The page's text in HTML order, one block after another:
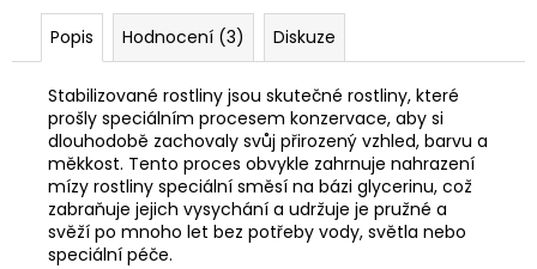
Popis Hodnocení (3) Diskuze
Stabilizované rostliny jsou skutečné rostliny, které
prošly speciálním procesem konzervace, aby si
dlouhodobě zachovaly svůj přirozený vzhled, barvu a
měkkost. Tento proces obvykle zahrnuje nahrazení
mízy rostliny speciální směsí na bázi glycerinu, což
zabraňuje jejich vysychání a udržuje je pružné a
svěží po mnoho let bez potřeby vody, světla nebo
speciální péče.